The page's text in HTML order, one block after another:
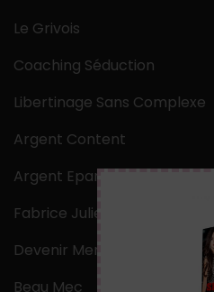
Le Grivois
Coaching Séduction
Libertinage Sans Complexe
Argent Content
Argent Epargne
Fabrice Julien
Devenir Mentaliste
Beau Mec